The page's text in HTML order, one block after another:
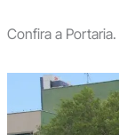
Confira a Portaria.